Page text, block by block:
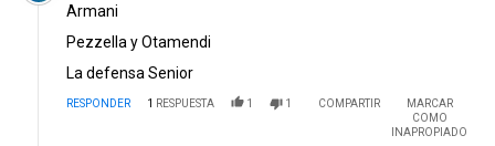
Armani
Pezzella y Otamendi
La defensa Senior
RESPONDER 1 RESPUESTA 1 1 COMPARTIR
MARCAR
COMO
INAPROPIADO